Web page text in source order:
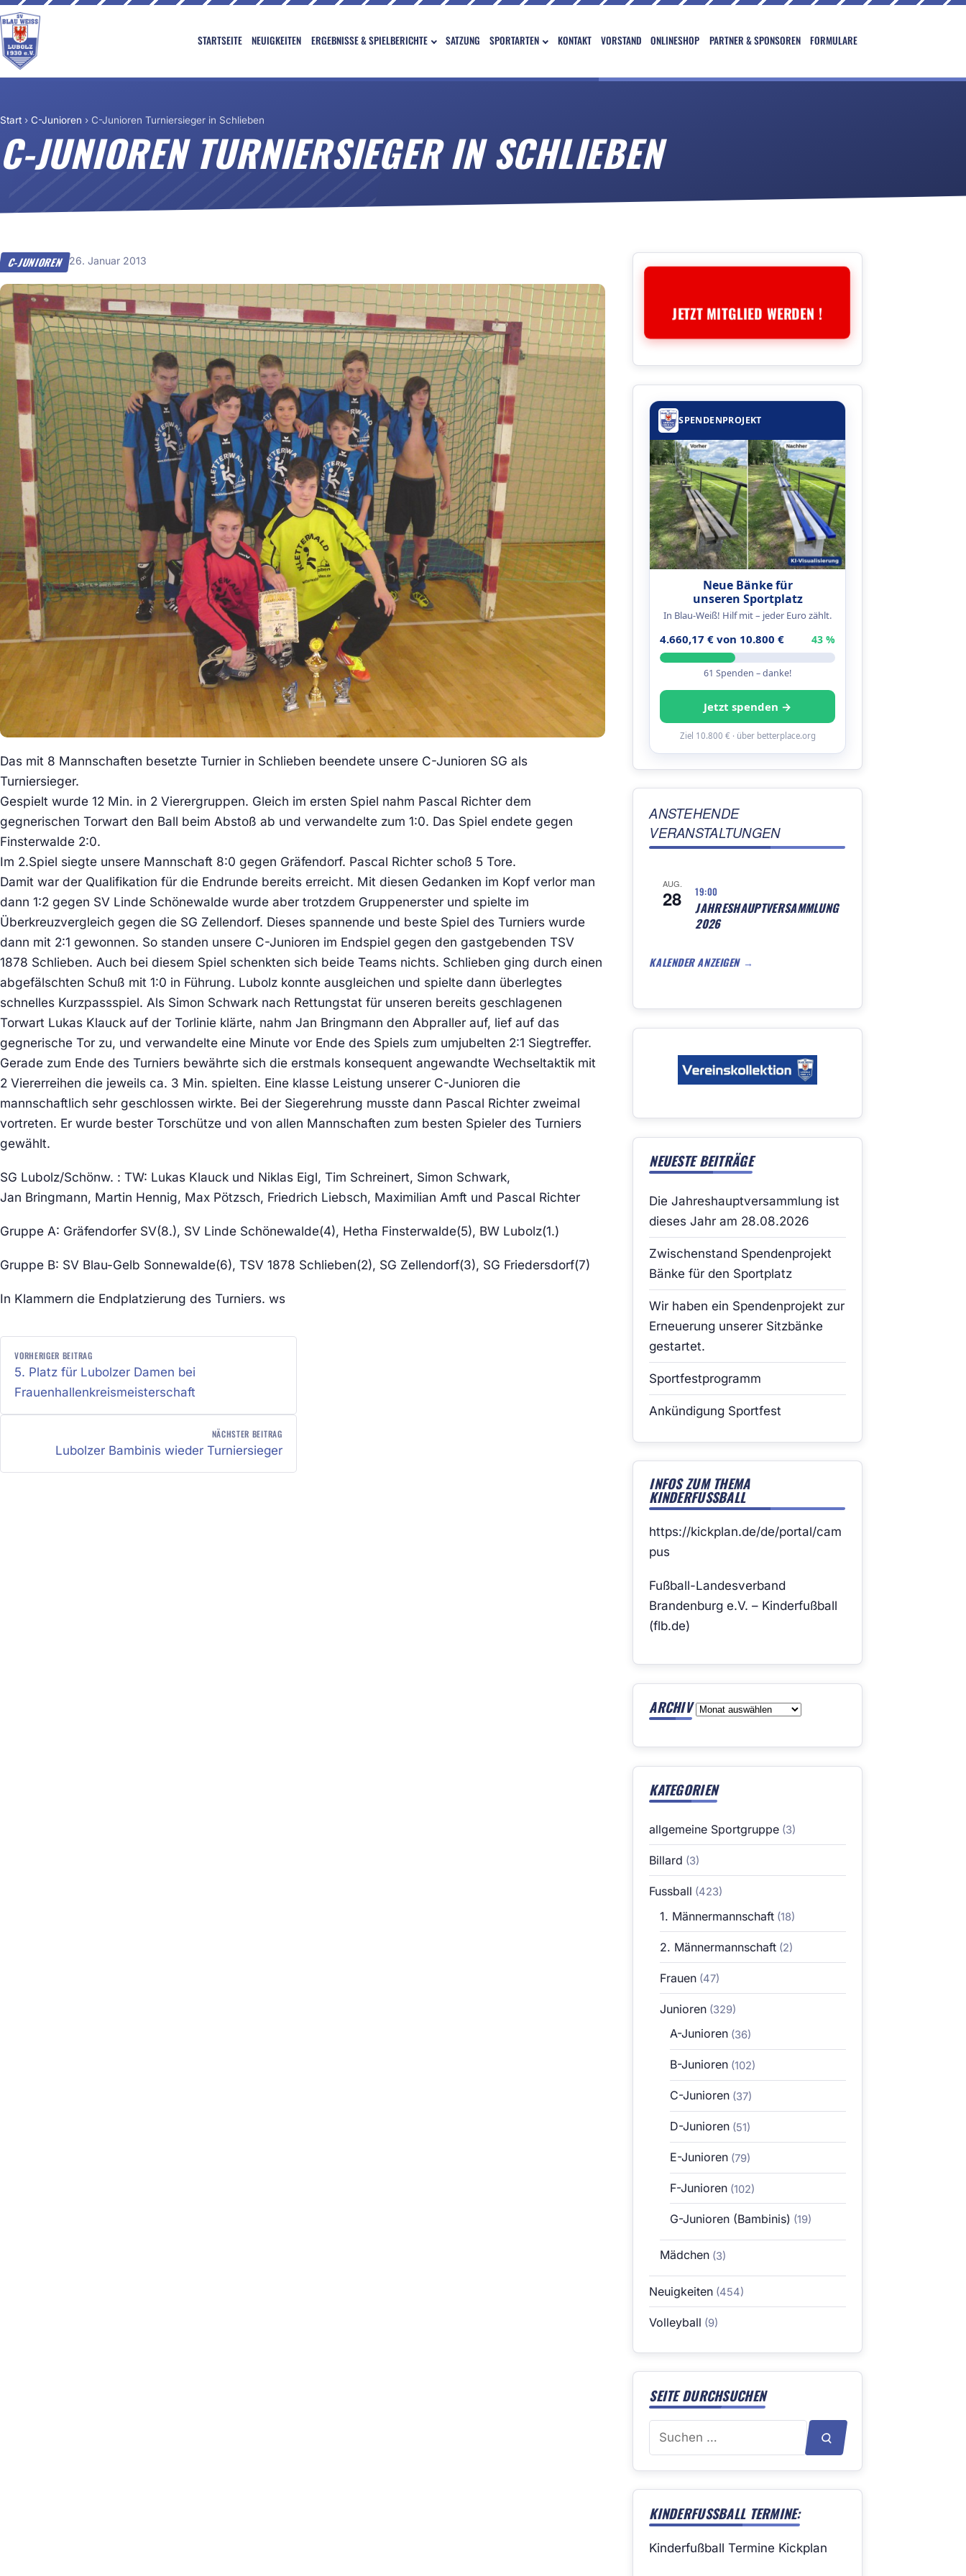
STARTSEITE NEUIGKEITEN ERGEBNISSE & SPIELBERICHTE SATZUNG SPORTARTEN KONTAKT VORSTAND ONLINESHOP PARTNER & SPONSOREN FORMULARE
Start › C-Junioren › C-Junioren Turniersieger in Schlieben
C-JUNIOREN TURNIERSIEGER IN SCHLIEBEN
C-JUNIOREN 26. Januar 2013
Das mit 8 Mannschaften besetzte Turnier in Schlieben beendete unsere C-Junioren SG als
Turniersieger.
Gespielt wurde 12 Min. in 2 Vierergruppen. Gleich im ersten Spiel nahm Pascal Richter dem
gegnerischen Torwart den Ball beim Abstoß ab und verwandelte zum 1:0. Das Spiel endete gegen
Finsterwalde 2:0.
Im 2.Spiel siegte unsere Mannschaft 8:0 gegen Gräfendorf. Pascal Richter schoß 5 Tore.
Damit war der Qualifikation für die Endrunde bereits erreicht. Mit diesen Gedanken im Kopf verlor man
dann 1:2 gegen SV Linde Schönewalde wurde aber trotzdem Gruppenerster und spielte im
Überkreuzvergleich gegen die SG Zellendorf. Dieses spannende und beste Spiel des Turniers wurde
dann mit 2:1 gewonnen. So standen unsere C-Junioren im Endspiel gegen den gastgebenden TSV
1878 Schlieben. Auch bei diesem Spiel schenkten sich beide Teams nichts. Schlieben ging durch einen
abgefälschten Schuß mit 1:0 in Führung. Lubolz konnte ausgleichen und spielte dann überlegtes
schnelles Kurzpassspiel. Als Simon Schwark nach Rettungstat für unseren bereits geschlagenen
Torwart Lukas Klauck auf der Torlinie klärte, nahm Jan Bringmann den Abpraller auf, lief auf das
gegnerische Tor zu, und verwandelte eine Minute vor Ende des Spiels zum umjubelten 2:1 Siegtreffer.
Gerade zum Ende des Turniers bewährte sich die erstmals konsequent angewandte Wechseltaktik mit
2 Viererreihen die jeweils ca. 3 Min. spielten. Eine klasse Leistung unserer C-Junioren die
mannschaftlich sehr geschlossen wirkte. Bei der Siegerehrung musste dann Pascal Richter zweimal
vortreten. Er wurde bester Torschütze und von allen Mannschaften zum besten Spieler des Turniers
gewählt.
SG Lubolz/Schönw. : TW: Lukas Klauck und Niklas Eigl, Tim Schreinert, Simon Schwark,
Jan Bringmann, Martin Hennig, Max Pötzsch, Friedrich Liebsch, Maximilian Amft und Pascal Richter
Gruppe A: Gräfendorfer SV(8.), SV Linde Schönewalde(4), Hetha Finsterwalde(5), BW Lubolz(1.)
Gruppe B: SV Blau-Gelb Sonnewalde(6), TSV 1878 Schlieben(2), SG Zellendorf(3), SG Friedersdorf(7)
In Klammern die Endplatzierung des Turniers. ws
BEITRAGSNAVIGATION
VORHERIGER BEITRAG
5. Platz für Lubolzer Damen bei
Frauenhallenkreismeisterschaft
NÄCHSTER BEITRAG
Lubolzer Bambinis wieder Turniersieger
JETZT MITGLIED WERDEN !
SPENDENPROJEKT
Neue Bänke für
unseren Sportplatz
In Blau-Weiß! Hilf mit – jeder Euro zählt.
4.660,17 € von 10.800 € 43 %
61 Spenden – danke!
Jetzt spenden →
Ziel 10.800 € · über betterplace.org
ANSTEHENDE
VERANSTALTUNGEN
AUG.
28 19:00
JAHRESHAUPTVERSAMMLUNG
2026
KALENDER ANZEIGEN
NEUESTE BEITRÄGE
Die Jahreshauptversammlung ist
dieses Jahr am 28.08.2026
Zwischenstand Spendenprojekt
Bänke für den Sportplatz
Wir haben ein Spendenprojekt zur
Erneuerung unserer Sitzbänke
gestartet.
Sportfestprogramm
Ankündigung Sportfest
INFOS ZUM THEMA
KINDERFUSSBALL
https://kickplan.de/de/portal/cam
pus
Fußball-Landesverband
Brandenburg e.V. – Kinderfußball
(flb.de)
ARCHIV Archiv
KATEGORIEN
allgemeine Sportgruppe (3)
Billard (3)
Fussball (423)
1. Männermannschaft(18)
2. Männermannschaft(2)
Frauen(47)
Junioren(329)
A-Junioren (36)
B-Junioren (102)
C-Junioren (37)
D-Junioren (51)
E-Junioren (79)
F-Junioren (102)
G-Junioren (Bambinis) (19)
Mädchen(3)
Neuigkeiten (454)
Volleyball (9)
SEITE DURCHSUCHEN
Suchen
SUCHEN
KINDERFUSSBALL TERMINE:
Kinderfußball Termine Kickplan